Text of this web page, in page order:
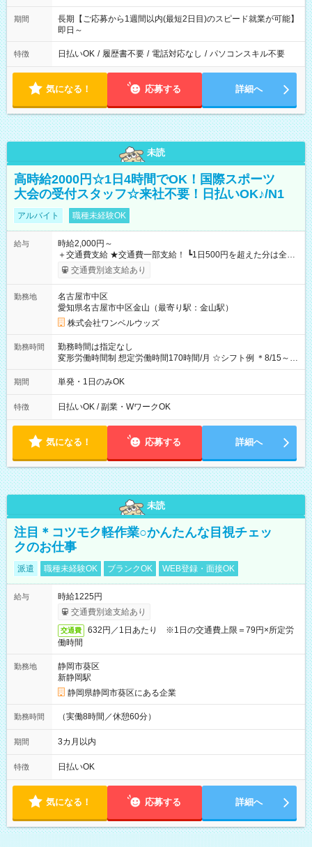
期間
長期【ご応募から1週間以内(最短2日目)のスピード就業が可能】
即日～
特徴 日払いOK / 履歴書不要 / 電話対応なし / パソコンスキル不要
気になる！ 応募する 詳細へ
未読
高時給2000円☆1日4時間でOK！国際スポーツ
大会の受付スタッフ☆来社不要！日払いOK♪/N1
アルバイト 職種未経験OK
給与
時給2,000円～
＋交通費支給 ★交通費一部支給！ ┗1日500円を超えた分は全額
支給！ ※往復500円以内の方は自己負担となります ★日払い
OK！（規定あり） ┗働いたその日に現金GET♪ お仕事後はコン
期間なし
交通費別途支給あり
勤務地
名古屋市中区
愛知県名古屋市中区金山（最寄り駅：金山駅）
株式会社ワンベルウッズ
勤務時間
勤務時間は指定なし
変形労働時間制 想定労働時間170時間/月 ☆シフト例 ＊8/15～
10/26 全日共通 08：00～12：00 17：00～21：00 ＊8/31
～9/19のみ下記シフトもあります！ 12：00～16：00 ＊9/6～
00
期間 単発・1日のみOK
特徴 日払いOK / 副業・WワークOK
気になる！ 応募する 詳細へ
未読
注目＊コツモク軽作業○かんたんな目視チェッ
クのお仕事
派遣 職種未経験OK ブランクOK WEB登録・面接OK
給与
時給1225円
交通費別途支給あり
交通費
632円／1日あたり ※1日の交通費上限＝79円×所定労
働時間
勤務地
静岡市葵区
新静岡駅
静岡県静岡市葵区にある企業
勤務時間 （実働8時間／休憩60分）
期間 3カ月以内
特徴 日払いOK
気になる！ 応募する 詳細へ